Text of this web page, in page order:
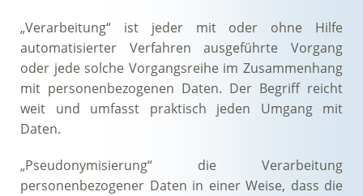
„Verarbeitung“ ist jeder mit oder ohne Hilfe
automatisierter Verfahren ausgeführte Vorgang
oder jede solche Vorgangsreihe im Zusammenhang
mit personenbezogenen Daten. Der Begriff reicht
weit und umfasst praktisch jeden Umgang mit
Daten.
„Pseudonymisierung“ die Verarbeitung
personenbezogener Daten in einer Weise, dass die